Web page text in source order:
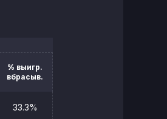
% выигр.
вбрасыв.
33.3%